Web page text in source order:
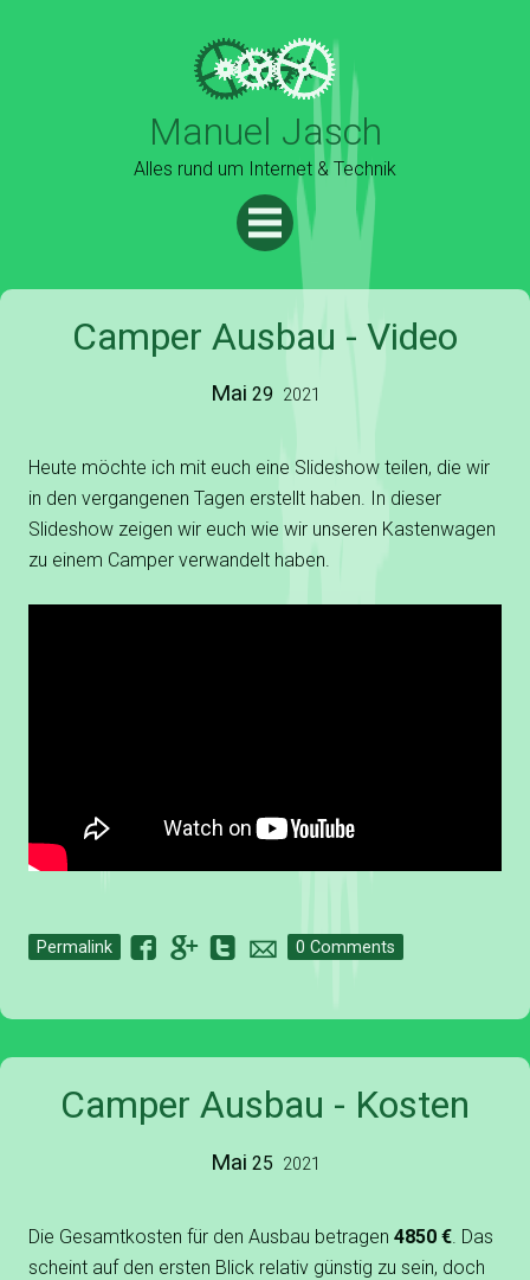
Manuel Jasch
Alles rund um Internet & Technik
Camper Ausbau - Video
Mai 29 2021
Heute möchte ich mit euch eine Slideshow teilen, die wir
in den vergangenen Tagen erstellt haben. In dieser
Slideshow zeigen wir euch wie wir unseren Kastenwagen
zu einem Camper verwandelt haben.
Permalink F G T o 0 Comments
Camper Ausbau - Kosten
Mai 25 2021
Die Gesamtkosten für den Ausbau betragen 4850 € . Das
scheint auf den ersten Blick relativ günstig zu sein, doch